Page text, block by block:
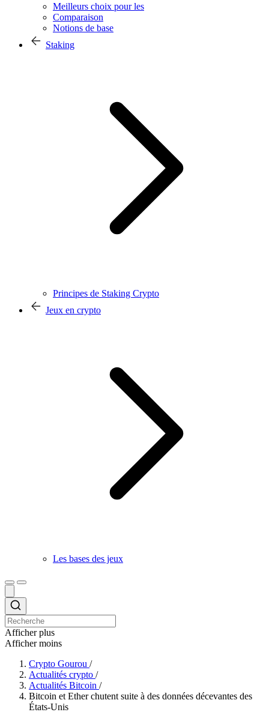
Meilleurs choix pour les
Comparaison
Notions de base
Staking
Principes de Staking Crypto
Jeux en crypto
Les bases des jeux
Afficher plus
Afficher moins
Crypto Gourou /
Actualités crypto /
Actualités Bitcoin /
Bitcoin et Ether chutent suite à des données décevantes des
États-Unis